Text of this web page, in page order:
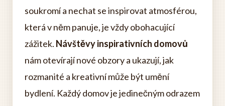
soukromí a nechat se inspirovat atmosférou,
která v něm panuje, je vždy obohacující
zážitek. Návštěvy inspirativních domovů
nám otevírají nové obzory a ukazují, jak
rozmanité a kreativní může být umění
bydlení. Každý domov je jedinečným odrazem